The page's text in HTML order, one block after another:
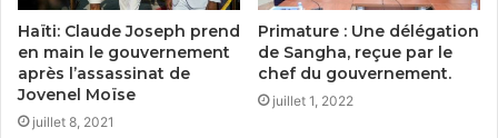
Haïti: Claude Joseph prend
en main le gouvernement
après l’assassinat de
Jovenel Moïse
juillet 8, 2021
Primature : Une délégation
de Sangha, reçue par le
chef du gouvernement.
juillet 1, 2022